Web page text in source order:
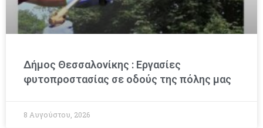
Δήμος Θεσσαλονίκης : Εργασίες
φυτοπροστασίας σε οδούς της πόλης μας
8 Αυγούστου, 2026